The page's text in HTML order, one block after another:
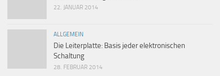
22. JANUAR 2014
ALLGEMEIN
Die Leiterplatte: Basis jeder elektronischen
Schaltung
28. FEBRUAR 2014